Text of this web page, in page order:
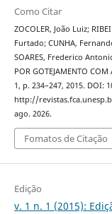
Como Citar
ZOCOLER, João Luiz;
Furtado; CUNHA,
SOARES, Frederico
POR GOTEJAMENTO
1, p. 234–247, 2015. DOI:
http://
ago. 2026.
Fomatos de Citação
Edição
v. 1 n. 1 (2015):